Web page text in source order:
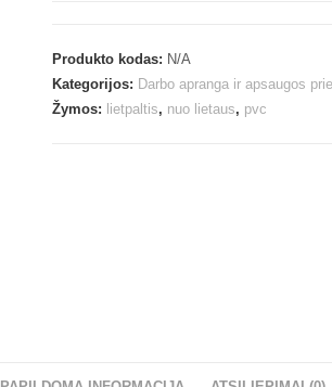
Produkto kodas: N/A
Kategorijos: Darbo apranga ir apsaugos
Žymos: lietpaltis, nuo lietaus, pvc